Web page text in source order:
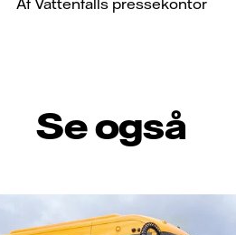
Af Vattenfalls pressekontor
Se også